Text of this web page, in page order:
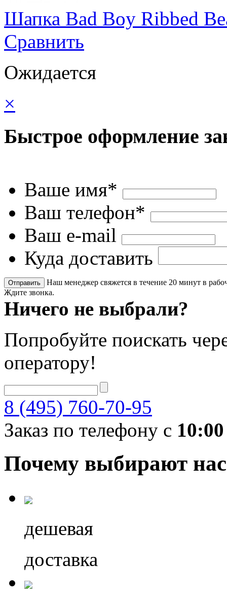
Шапка Bad Boy Ribbed
Сравнить
Ожидается
×
Быстрое оформление
Ваше имя*
Ваш телефон*
Ваш e-mail
Куда доставить
Наш менеджер свяжется в течение 20 минут в
Ждите звонка.
Ничего не выбрали?
Попробуйте поискать
оператору!
8 (495) 760-70-95
Заказ по телефону с 10:00
Почему выбирают нас
дешевая
доставка